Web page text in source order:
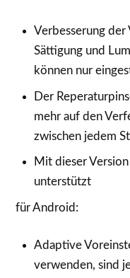
Verbesserung
Sättigung und
können nur
Der
mehr auf den
zwischen jedem
Mit dieser
unterstützt
für Android:
Adaptive
verwenden, sind